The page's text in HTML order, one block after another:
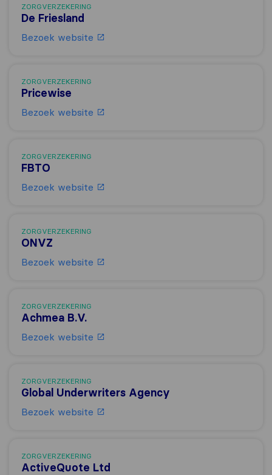
ZORGVERZEKERING
De Friesland
Bezoek website
ZORGVERZEKERING
Pricewise
Bezoek website
ZORGVERZEKERING
FBTO
Bezoek website
ZORGVERZEKERING
ONVZ
Bezoek website
ZORGVERZEKERING
Achmea B.V.
Bezoek website
ZORGVERZEKERING
Global Underwriters Agency
Bezoek website
ZORGVERZEKERING
ActiveQuote Ltd